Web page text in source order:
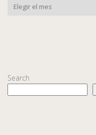
Search